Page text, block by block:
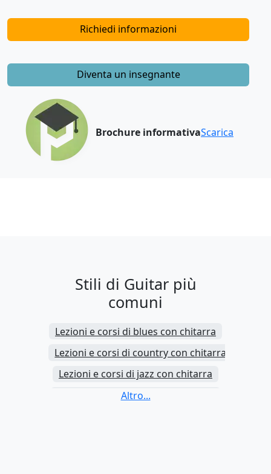
Richiedi informazioni
Diventa un insegnante
Brochure informativaScarica
Stili di Guitar più
comuni
Lezioni e corsi di blues con chitarra
Lezioni e corsi di country con chitarra
Lezioni e corsi di jazz con chitarra
Lezioni e corsi di rock con chitarra